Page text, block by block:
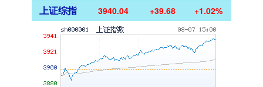
上证综指 3940.04 +39.68 +1.02%